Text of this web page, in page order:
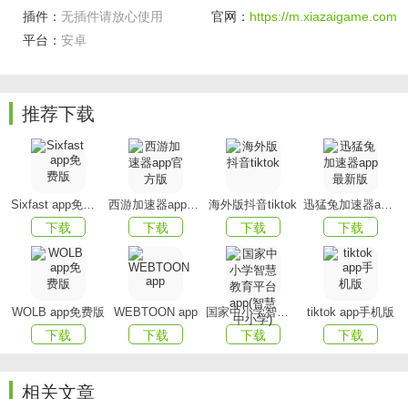
而总的题意没有大的变化，还是在考查相应的知识点。
买，永久使用，而且是终身免费更新的，无有效期，请放心
购买。
试题来源？
试题，再根据最新的考试大纲进行精心编排设计的，题量也
是传统习题集的几倍，同时准确度也大大高于其他习题。
软件只是试题，有没有解析的？
解答：软件大部分试题都有解析的。但试题库太大，现在还
不能做到每一题都有相应的解题思路，我们会继续收集相关
资料来更新完善软件。
怎么购买？
插件： 无插件请放心使用 官网： https://m.xiazaigame.com
平台： 安卓
推荐下载
Sixfast app免费版
下载
西游加速器app官方版
下载
海外版抖音tiktok
下载
迅猛兔加速器app最新版
下载
WOLB app免费版
下载
WEBTOON app
下载
国家中小学智慧教育平台app(智慧中小学)
下载
tiktok app手机版
下载
相关文章